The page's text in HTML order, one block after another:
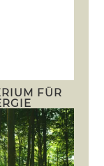
FÜR